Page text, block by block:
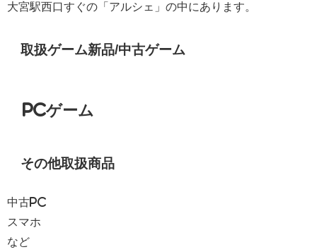
大宮駅西口すぐの「アルシェ」の中にあります。
取扱ゲーム新品/中古ゲーム
PCゲーム
その他取扱商品
中古PC
スマホ
など